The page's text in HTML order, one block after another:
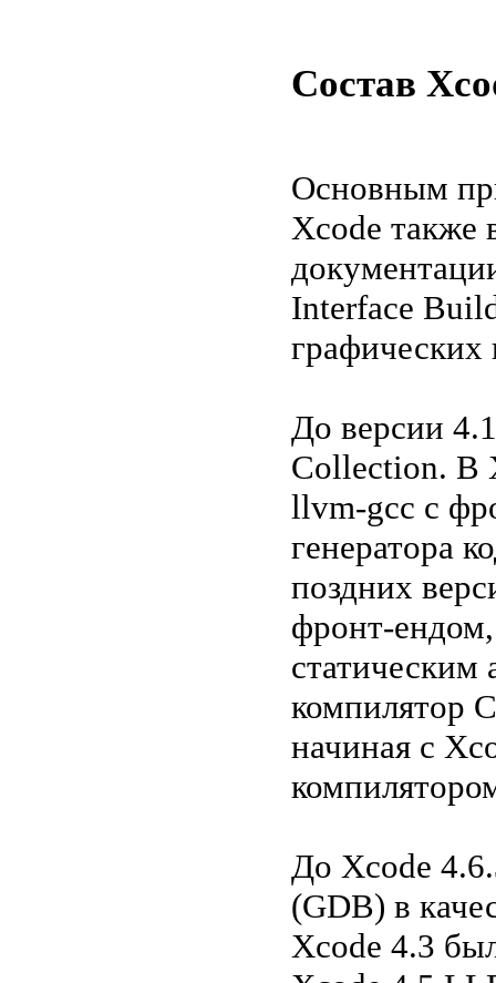
Состав
Основным
Xcode также
Interface
графических
До версии
Collection. В
llvm-gcc с
генератора
поздних
фронт-
статическим
компилятор
начиная с
До Xcode
(GDB) в
Xcode 4.3